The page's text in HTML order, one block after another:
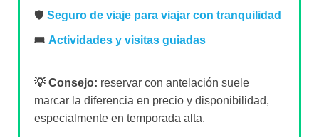
🛡️ Seguro de viaje para viajar con tranquilidad
🎟️ Actividades y visitas guiadas
💡 Consejo: reservar con antelación suele
marcar la diferencia en precio y disponibilidad,
especialmente en temporada alta.